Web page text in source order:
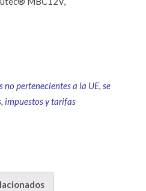
no pertenecientes a la UE, se
impuestos y tarifas